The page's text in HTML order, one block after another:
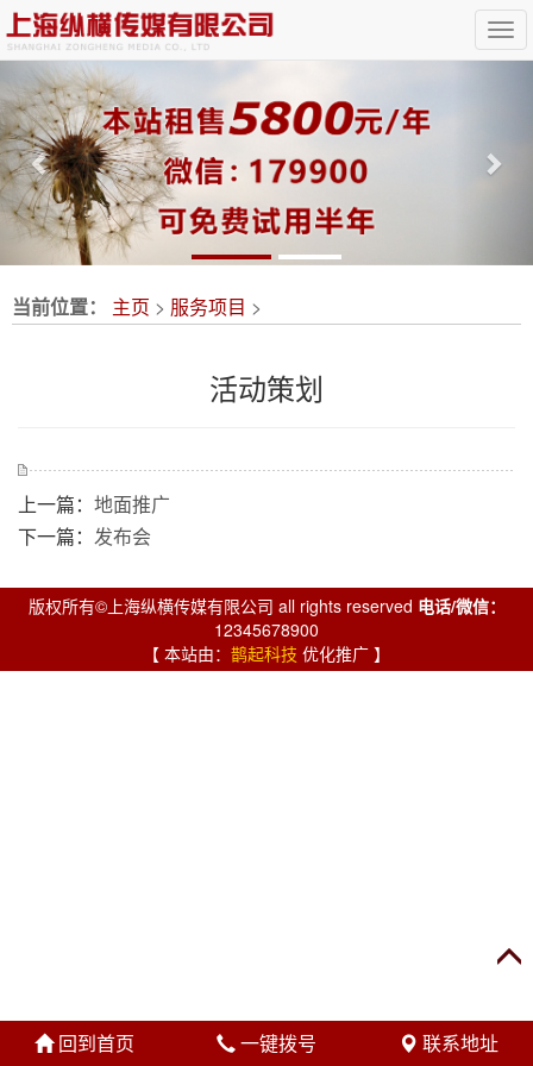
Previous
当前位置： 主页 > 服务项目 >
活动策划
上一篇： 地面推广
下一篇： 发布会
版权所有©上海纵横传媒有限公司 all rights reserved 电话/微信：
12345678900
【 本站由： 鹊起科技 优化推广 】
回到首页 一键拨号 联系地址